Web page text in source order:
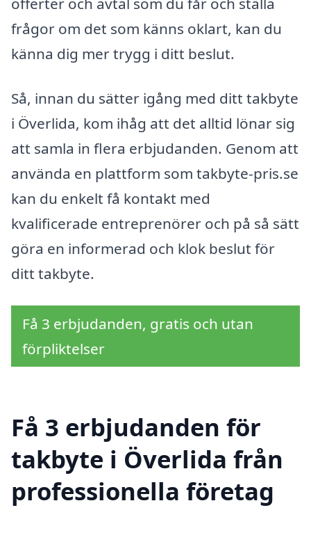
frågor om det som känns oklart, kan du
känna dig mer trygg i ditt beslut.
Så, innan du sätter igång med ditt takbyte
i Överlida, kom ihåg att det alltid lönar sig
att samla in flera erbjudanden. Genom att
använda en plattform som takbyte-pris.se
kan du enkelt få kontakt med
kvalificerade entreprenörer och på så sätt
göra en informerad och klok beslut för
ditt takbyte.
Få 3 erbjudanden, gratis och utan
förpliktelser
Få 3 erbjudanden för
takbyte i Överlida från
professionella företag